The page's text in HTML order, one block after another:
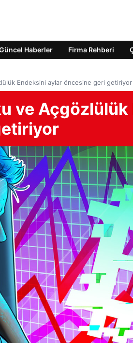
Haberler Firma Rehberi
Endeksini aylar öncesine geri getiriyor
ve